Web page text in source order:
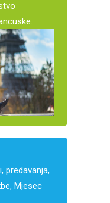
predavanja,
Mjesec